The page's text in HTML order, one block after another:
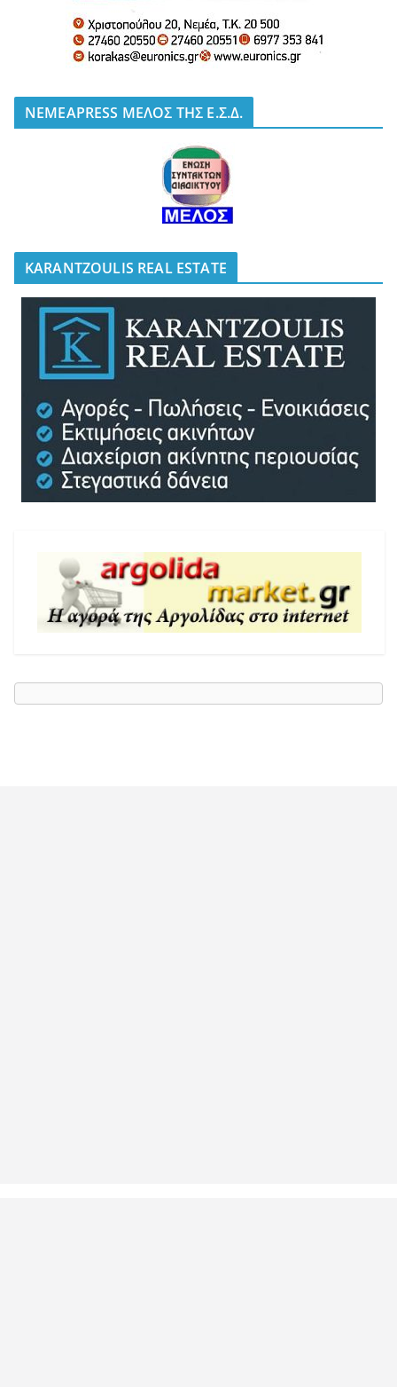
NEMEAPRESS ΜΕΛΟΣ ΤΗΣ Ε.Σ.Δ.
KARANTZOULIS REAL ESTATE